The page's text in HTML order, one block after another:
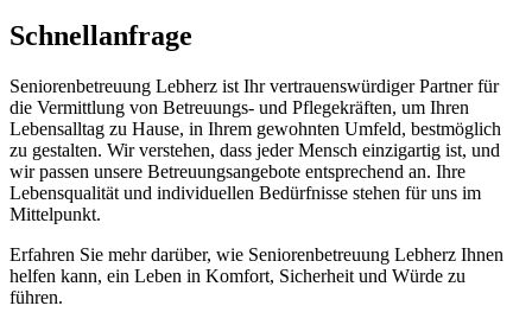
Schnell­anfrage
Seniorenbetreuung Lebherz ist Ihr vertrauenswürdiger Partner für
die Vermittlung von Betreuungs- und Pflegekräften, um Ihren
Lebensalltag zu Hause, in Ihrem gewohnten Umfeld, bestmöglich
zu gestalten. Wir verstehen, dass jeder Mensch einzigartig ist, und
wir passen unsere Betreuungsangebote entsprechend an. Ihre
Lebensqualität und individuellen Bedürfnisse stehen für uns im
Mittelpunkt.
Erfahren Sie mehr darüber, wie Seniorenbetreuung Lebherz Ihnen
helfen kann, ein Leben in Komfort, Sicherheit und Würde zu
führen.